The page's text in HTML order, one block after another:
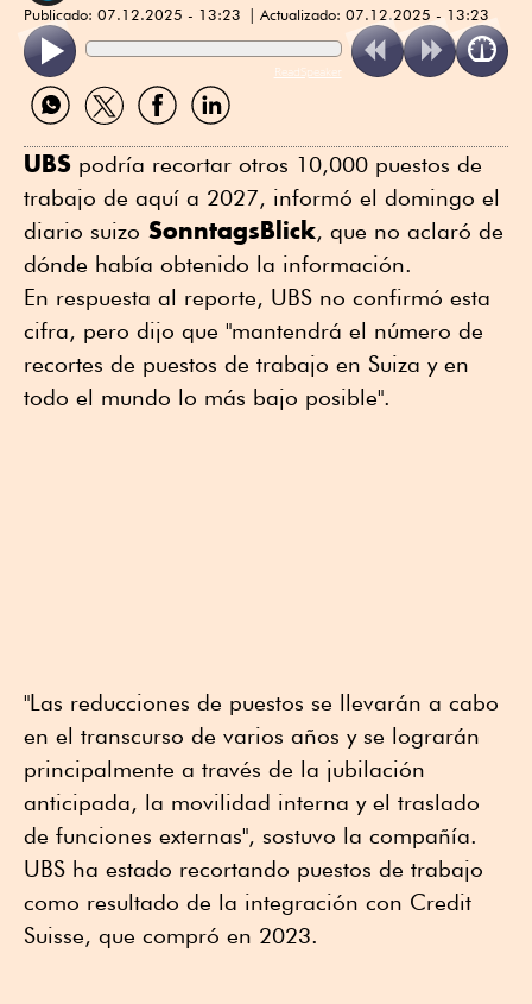
Publicado: 07.12.2025 - 13:23 Actualizado: 07.12.2025 - 13:23
ReadSpeaker
Compartir
por
Compartir
por
Compartir
por
Compartir
por
UBS podría recortar otros 10,000 puestos de
trabajo de aquí a 2027, informó el domingo el
diario suizo SonntagsBlick, que no aclaró de
dónde había obtenido la información.
En respuesta al reporte, UBS no confirmó esta
cifra, pero dijo que "mantendrá el número de
recortes de puestos de trabajo en Suiza y en
todo el mundo lo más bajo posible".
"Las reducciones de puestos se llevarán a cabo
en el transcurso de varios años y se lograrán
principalmente a través de la jubilación
anticipada, la movilidad interna y el traslado
de funciones externas", sostuvo la compañía.
UBS ha estado recortando puestos de trabajo
como resultado de la integración con Credit
Suisse, que compró en 2023.